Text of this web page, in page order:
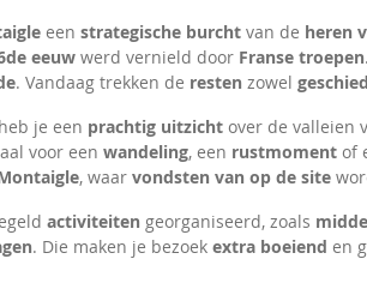
eenstrategische burcht van de heren
eeuw werd vernield door Franse troepen
. Vandaag trekken de resten zowel
je een prachtig uitzicht over de valleien
voor eenwandeling, een rustmoment of
, waarvondsten van op de site
activiteiten georganiseerd, zoals
. Die maken je bezoekextra boeiend en